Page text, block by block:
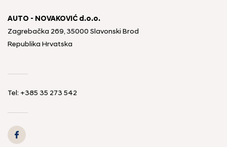
AUTO - NOVAKOVIĆ d.o.o.
Zagrebačka 269, 35000 Slavonski Brod
Republika Hrvatska
Tel: +385 35 273 542